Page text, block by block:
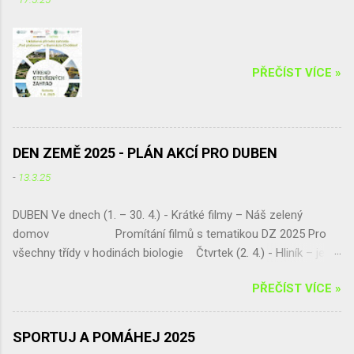
Víťa Kučera ) V době od 14.30 hodin Vám
PŘEČÍST VÍCE »
DEN ZEMĚ 2025 - PLÁN AKCÍ PRO DUBEN
- 13.3.25
DUBEN Ve dnech (1. – 30. 4.) - Krátké filmy – Náš zelený
domov Promítání filmů s tematikou DZ 2025 Pro
všechny třídy v hodinách biologie Čtvrtek (2. 4.) - Hliník – ještě
sčítá a vyhodnocuje Pátek (11. 4.) - „Naše živá učebna U
platanu – živá zahrada a geopark“ Jarní úprava pozemku,
umísťování tabulek do živé zahrady, živý plot p. dohled - Mgr.
PŘEČÍST VÍCE »
SPORTUJ A POMÁHEJ 2025